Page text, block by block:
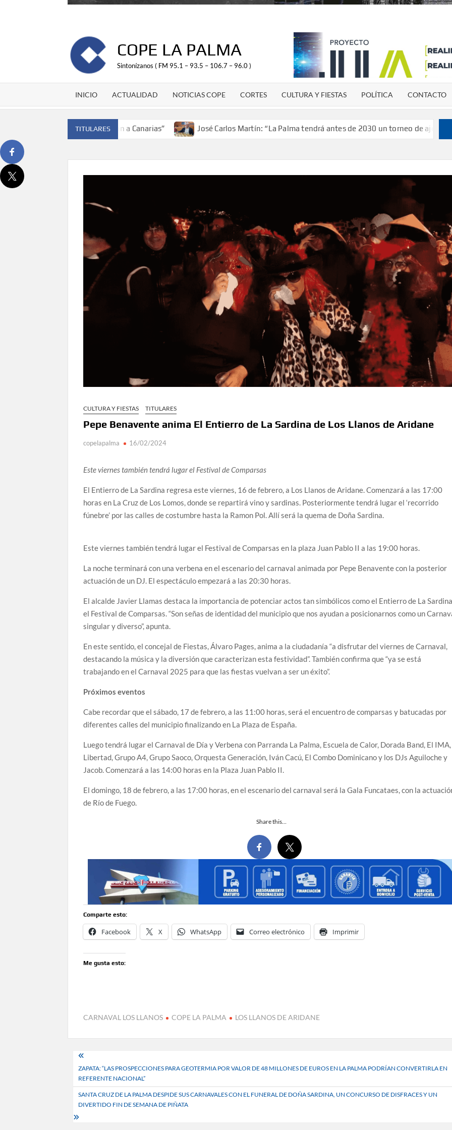
COPE LA PALMA
Sintonízanos ( FM 95.1 – 93.5 – 106.7 – 96.0 )
INICIO ACTUALIDAD NOTICIAS COPE CORTES CULTURA Y FIESTAS POLÍTICA CONTACTO
TITULARES
y traer el cinturón a Canarias” José Carlos Martín: “La Palma tendrá antes de 2030 un torneo de ajedrez con 200
CULTURA Y FIESTAS TITULARES
Pepe Benavente anima El Entierro de La Sardina de Los Llanos de Aridane
copelapalma 16/02/2024
Este viernes también tendrá lugar el Festival de Comparsas
El Entierro de La Sardina regresa este viernes, 16 de febrero, a Los Llanos de Aridane. Comenzará a las 17:00
horas en La Cruz de Los Lomos, donde se repartirá vino y sardinas. Posteriormente tendrá lugar el ‘recorrido
fúnebre’ por las calles de costumbre hasta la Ramon Pol. Allí será la quema de Doña Sardina.
Este viernes también tendrá lugar el Festival de Comparsas en la plaza Juan Pablo II a las 19:00 horas.
La noche terminará con una verbena en el escenario del carnaval animada por Pepe Benavente con la posterior
actuación de un DJ. El espectáculo empezará a las 20:30 horas.
El alcalde Javier Llamas destaca la importancia de potenciar actos tan simbólicos como el Entierro de La
el Festival de Comparsas. “Son señas de identidad del municipio que nos ayudan a posicionarnos como un
singular y diverso”, apunta.
En este sentido, el concejal de Fiestas, Álvaro Pages, anima a la ciudadanía “a disfrutar del viernes de Carnaval,
destacando la música y la diversión que caracterizan esta festividad”. También confirma que “ya se está
trabajando en el Carnaval 2025 para que las fiestas vuelvan a ser un éxito”.
Próximos eventos
Cabe recordar que el sábado, 17 de febrero, a las 11:00 horas, será el encuentro de comparsas y batucadas por
diferentes calles del municipio finalizando en La Plaza de España.
Luego tendrá lugar el Carnaval de Día y Verbena con Parranda La Palma, Escuela de Calor, Dorada Band, El IMA,
Libertad, Grupo A4, Grupo Saoco, Orquesta Generación, Iván Cacú, El Combo Dominicano y los DJs Aguiloche y
Jacob. Comenzará a las 14:00 horas en la Plaza Juan Pablo II.
El domingo, 18 de febrero, a las 17:00 horas, en el escenario del carnaval será la Gala Funcataes, con la
de Río de Fuego.
Share this…
Comparte esto:
Facebook X WhatsApp Correo electrónico Imprimir
Me gusta esto:
CARNAVAL LOS LLANOS COPE LA PALMA LOS LLANOS DE ARIDANE
Navegación
de
entradas
ZAPATA: “LAS PROSPECCIONES PARA GEOTERMIA POR VALOR DE 48 MILLONES DE EUROS EN LA PALMA PODRÍAN CONVERTIRLA EN
REFERENTE NACIONAL”
SANTA CRUZ DE LA PALMA DESPIDE SUS CARNAVALES CON EL FUNERAL DE DOÑA SARDINA, UN CONCURSO DE DISFRACES Y UN
DIVERTIDO FIN DE SEMANA DE PIÑATA